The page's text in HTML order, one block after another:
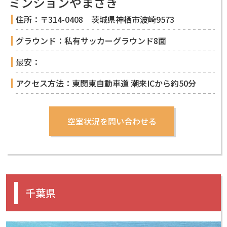
住所：〒314-0408 茨城県神栖市波崎9573
グラウンド：私有サッカーグラウンド8面
最安：
アクセス方法：東関東自動車道 潮来ICから約50分
千葉県